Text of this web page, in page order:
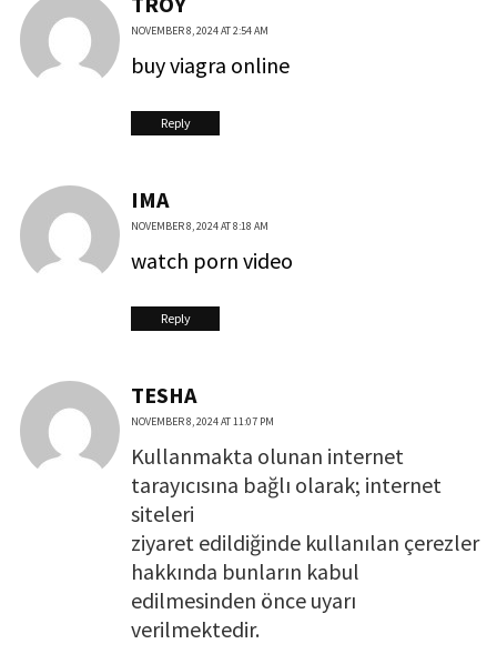
NOVEMBER 8, 2024 AT 2:54 AM
buy viagra online
Reply
IMA
NOVEMBER 8, 2024 AT 8:18 AM
watch porn video
Reply
TESHA
NOVEMBER 8, 2024 AT 11:07 PM
Kullanmakta olunan internet
tarayıcısına bağlı olarak; internet
siteleri
ziyaret edildiğinde kullanılan çerezler
hakkında bunların kabul
edilmesinden önce uyarı
verilmektedir.